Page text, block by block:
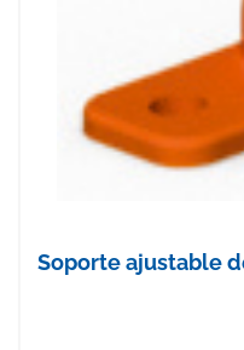
Soporte ajustable